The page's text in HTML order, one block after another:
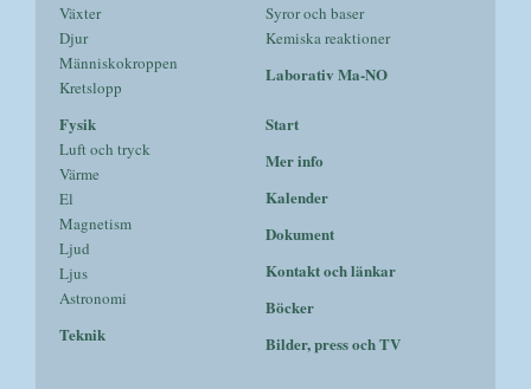
Växter
Djur
Människokroppen
Kretslopp
Syror och baser
Kemiska reaktioner
Laborativ Ma-NO
Fysik
Luft och tryck
Värme
El
Magnetism
Ljud
Ljus
Astronomi
Teknik
Start
Mer info
Kalender
Dokument
Kontakt och länkar
Böcker
Bilder, press och TV